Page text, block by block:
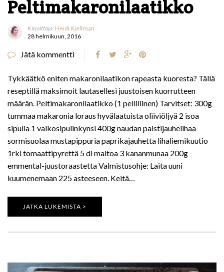
Peltimakaronilaatikko
Kirjoittaja: Heidi Kjellman
28 helmikuun, 2016
Jätä kommentti
Tykkäätkö eniten makaronilaatikon rapeasta kuoresta? Tällä
reseptillä maksimoit lautasellesi juustoisen kuorrutteen
määrän. Peltimakaronilaatikko (1 pellillinen) Tarvitset: 300g
tummaa makaronia loraus hyvälaatuista oliiviöljyä 2 isoa
sipulia 1 valkosipulinkynsi 400g naudan paistijauhelihaa
sormisuolaa mustapippuria paprikajauhetta lihaliemikuutio
1rkl tomaattipyrettä 5 dl maitoa 3 kananmunaa 200g
emmental-juustoraastetta Valmistusohje: Laita uuni
kuumenemaan 225 asteeseen. Keitä…
JATKA LUKEMISTA >